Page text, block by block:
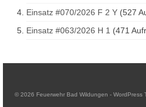
Gerätewagen
GDekonP-LKW
Kleinalarmfahrzeug
Einsatz #070/2026 F 2 Y (527
Einsatz #063/2026 H 1 (471
© 2026 Feuerwehr Bad Wildungen - WordPress